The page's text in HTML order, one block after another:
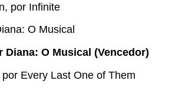
por Infinite
O Musical
Diana: O Musical (Vencedor)
Every Last One of Them